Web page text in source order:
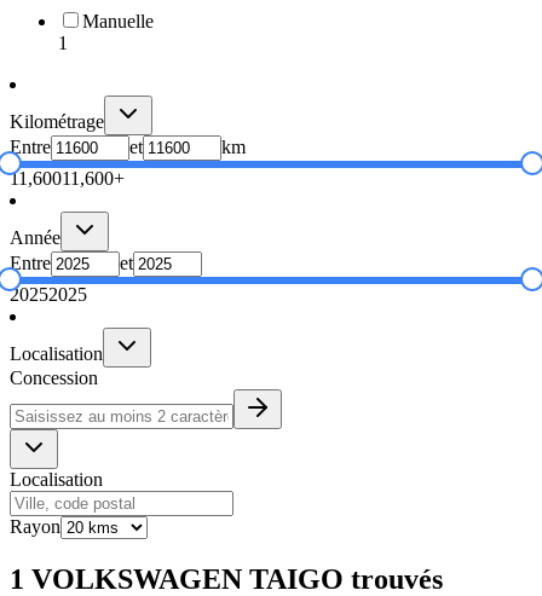
Manuelle
1
Kilométrage
Entre
et
km
11,60011,600+
Année
Entre
et
20252025
Localisation
Concession
Localisation
Rayon
1 VOLKSWAGEN TAIGO trouvés